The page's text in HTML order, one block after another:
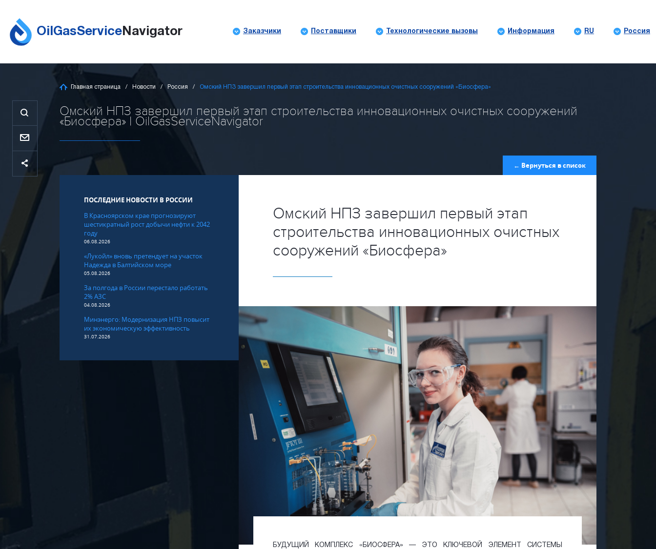
OilGasService Navigator Заказчики Поставщики Технологические вызовы Информация RU Россия
Главная страница Новости Россия Омский НПЗ завершил первый этап строительства инновационных очистных сооружений «Биосфера»
Омский НПЗ завершил первый этап строительства инновационных очистных сооружений
«Биосфера» | OilGasServiceNavigator
← Вернуться в список
ПОСЛЕДНИЕ НОВОСТИ В РОССИИ
В Красноярском крае прогнозируют
шестикратный рост добычи нефти к 2042
году
06.08.2026
«Лукойл» вновь претендует на участок
Надежда в Балтийском море
05.08.2026
За полгода в России перестало работать
2% АЗС
04.08.2026
Минэнерго: Модернизация НПЗ повысит
их экономическую эффективность
31.07.2026
Омский НПЗ завершил первый этап
строительства инновационных очистных
сооружений «Биосфера»
БУДУЩИЙ КОМПЛЕКС «БИОСФЕРА» — ЭТО КЛЮЧЕВОЙ ЭЛЕМЕНТ СИСТЕМЫ